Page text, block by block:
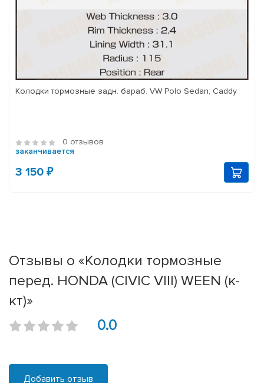
Колодки тормозные задн. бараб. VW Polo Sedan, Caddy
0 отзывов
заканчивается
3 150 ₽
Отзывы о «Колодки тормозные
перед. HONDA (CIVIC VIII) WEEN (к-
кт)»
0.0
Добавить отзыв